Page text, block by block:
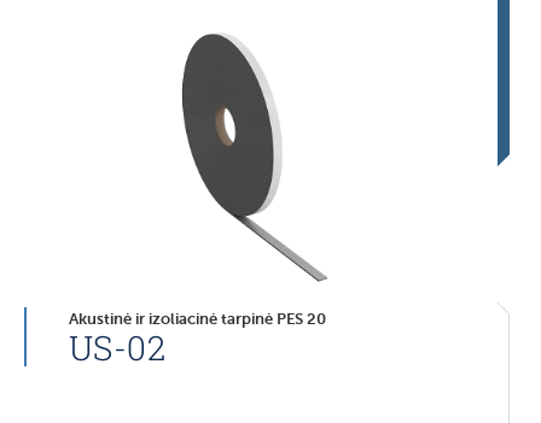
Akustinė ir izoliacinė tarpinė PES 20
US-02